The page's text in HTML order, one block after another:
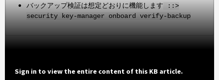
バックアップ検証は想定どおりに機能します ::>
security key-manager onboard verify-backup
Sign in to view the entire content of this KB article.